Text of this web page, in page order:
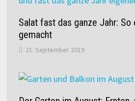
Salat fast das ganze Jahr: So
gemacht
21. September 2019